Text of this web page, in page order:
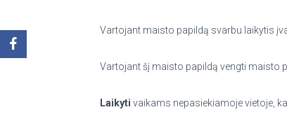
Vartojant maisto papildą svarbu laikytis
Vartojant šį maisto papildą vengti maisto
Laikyti vaikams nepasiekiamoje vietoje,